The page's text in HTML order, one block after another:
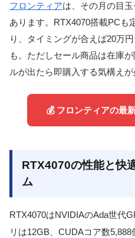
フロンティアは、その月の目
あります。RTX4070搭載PCも
り、タイミングが合えば20万
も。ただしセール商品は在庫
ルが出たら即購入する気構えが
💰 フロンティアの最
RTX4070の性能と快
ム
RTX4070はNVIDIAのAda世代
リは12GB、CUDAコア数